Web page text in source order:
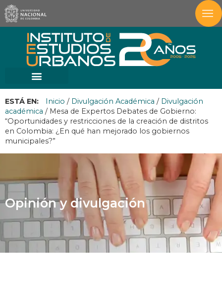
ESTÁ EN: Inicio / Divulgación Académica / Divulgación
académica / Mesa de Expertos Debates de Gobierno:
“Oportunidades y restricciones de la creación de distritos
en Colombia: ¿En qué han mejorado los gobiernos
municipales?”
Opinión y divulgación